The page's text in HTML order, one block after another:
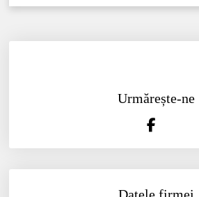
Urmărește-ne
Datele firmei